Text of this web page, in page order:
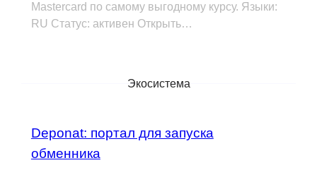
Mastercard по самому выгодному курсу. Языки:
RU Статус: активен Открыть…
Экосистема
Deponat: портал для запуска
обменника